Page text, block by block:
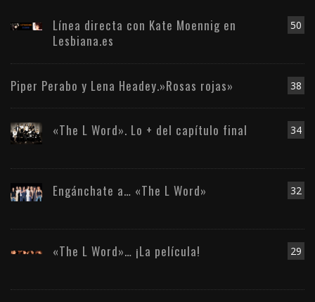
50
Línea directa con Kate Moennig en
Lesbiana.es
38
Piper Perabo y Lena Headey.»Rosas rojas»
34
«The L Word». Lo + del capítulo final
32
Engánchate a… «The L Word»
29
«The L Word»… ¡La película!